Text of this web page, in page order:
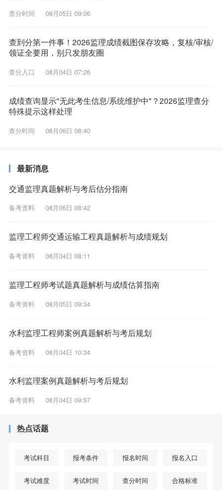
查分时间 08月05日 09:06
查到分第一件事！2026监理成绩截图保存攻略，复核/审核/
领证全要用，别只发朋友圈
查分入口 08月04日 07:26
成绩查询显示"无此考生信息/系统维护中"？2026监理查分
特殊提示这样处理
查分时间 08月06日 08:40
最新消息
交通监理真题解析与考后估分指南
备考资料 08月06日 08:42
监理工程师交通运输工程真题解析与成绩规划
备考资料 08月04日 08:11
监理工程师考试题真题解析与成绩估算指南
备考资料 08月05日 09:34
水利监理工程师案例真题解析与考后规划
备考资料 08月04日 10:34
水利监理案例真题解析与考后规划
备考资料 08月04日 09:57
热点话题
考试科目 报考条件 报名时间 报名入口
考试难度 考试时间 查分时间 合格标准